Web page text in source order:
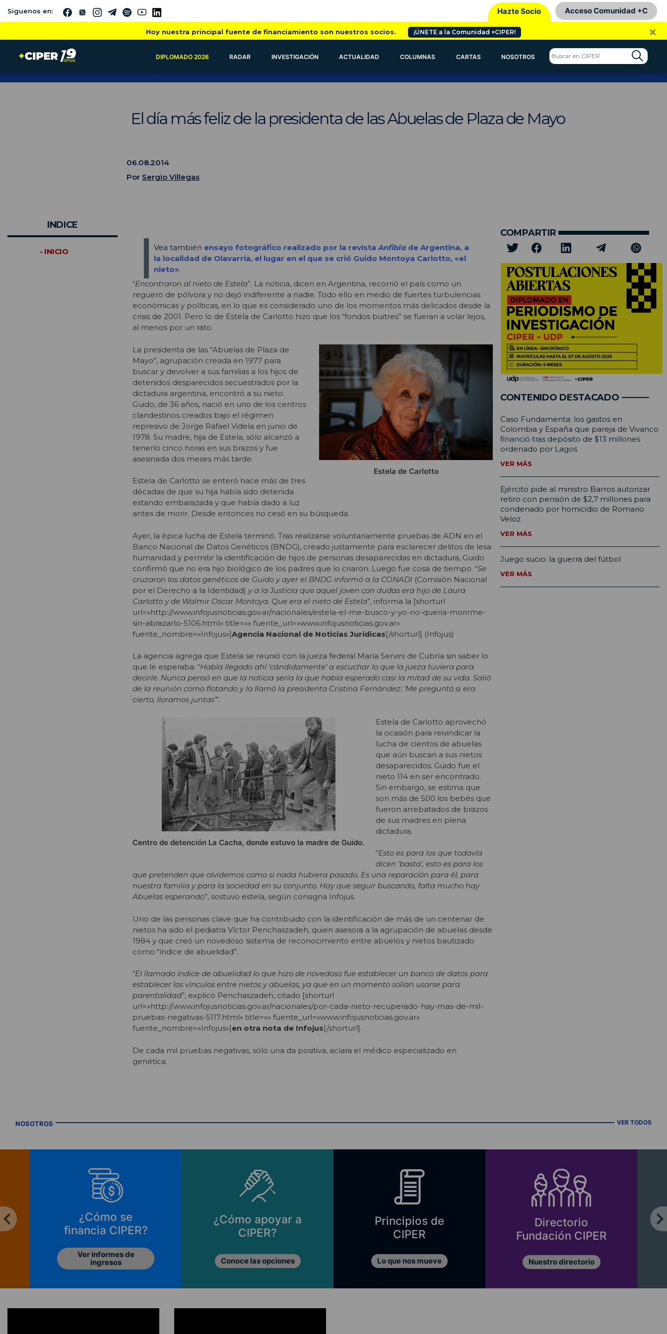
Siguenos en: Hazte Socio Acceso Comunidad +C
Hoy nuestra principal fuente de financiamiento son nuestros socios. ¡ÚNETE a la Comunidad +CIPER! ×
DIPLOMADO 2026 RADAR INVESTIGACIÓN ACTUALIDAD COLUMNAS CARTAS NOSOTROS
El día más feliz de la presidenta de las Abuelas de Plaza de Mayo
06.08.2014
Por Sergio Villegas
INDICE
- INICIO Vea también ensayo fotográfico realizado por la revista Anfibiade Argentina, a
la localidad de Olavarría, el lugar en el que se crió Guido Montoya Carlotto, «el
nieto».
“Encontraron al nieto de Estela”. La noticia, dicen en Argentina, recorrió el país como un
reguero de pólvora y no dejó indiferente a nadie. Todo ello en medio de fuertes turbulencias
económicas y políticas, en lo que es considerado uno de los momentos más delicados desde la
crisis de 2001. Pero lo de Estela de Carlotto hizo que los “fondos buitres” se fueran a volar lejos,
al menos por un rato.
Estela de Carlotto
La presidenta de las “Abuelas de Plaza de
Mayo”, agrupación creada en 1977 para
buscar y devolver a sus familias a los hijos de
detenidos desparecidos secuestrados por la
dictadura argentina, encontró a su nieto.
Guido, de 36 años, nació en uno de los centros
clandestinos creados bajo el régimen
represivo de Jorge Rafael Videla en junio de
1978. Su madre, hija de Estela, sólo alcanzó a
tenerlo cinco horas en sus brazos y fue
asesinada dos meses más tarde.
Estela de Carlotto se enteró hace más de tres
décadas de que su hija había sido detenida
estando embarazada y que había dado a luz
antes de morir. Desde entonces no cesó en su búsqueda.
Ayer, la épica lucha de Estela terminó. Tras realizarse voluntariamente pruebas de ADN en el
Banco Nacional de Datos Genéticos (BNDG), creado justamente para esclarecer delitos de lesa
humanidad y permitir la identificación de hijos de personas desaparecidas en dictadura, Guido
confirmó que no era hijo biológico de los padres que lo criaron. Luego fue cosa de tiempo. “Se
cruzaron los datos genéticos de Guido y ayer el BNDG informó a la CONADI (Comisión Nacional
por el Derecho a la Identidad) y a la Justicia que aquel joven con dudas era hijo de Laura
Carlotto y de Walmir Oscar Montoya. Que era el nieto de Estela”, informa la [shorturl
url=»http://www.infojusnoticias.gov.ar/nacionales/estela-el-me-busco-y-yo-no-queria-morirme-
sin-abrazarlo-5106.html» title=»» fuente_url=»www.infojusnoticias.gov.ar»
fuente_nombre=»Infojus»]Agencia Nacional de Noticias Jurídicas[/shorturl] (Infojus)
La agencia agrega que Estela se reunió con la jueza federal María Servini de Cubría sin saber lo
que le esperaba: “Había llegado ahí ‘cándidamente’ a escuchar lo que la jueza tuviera para
decirle. Nunca pensó en que la noticia sería la que había esperado casi la mitad de su vida. Salió
de la reunión como flotando y la llamó la presidenta Cristina Fernández: ‘Me preguntó si era
cierto, lloramos juntas’”.
Centro de detención La Cacha, donde estuvo la madre de Guido.
Estela de Carlotto aprovechó
la ocasión para reivindicar la
lucha de cientos de abuelas
que aún buscan a sus nietos
desaparecidos. Guido fue el
nieto 114 en ser encontrado.
Sin embargo, se estima que
son más de 500 los bebés que
fueron arrebatados de brazos
de sus madres en plena
dictadura.
“Esto es para los que todavía
dicen ‘basta’, esto es para los
que pretenden que olvidemos como si nada hubiera pasado. Es una reparación para él, para
nuestra familia y para la sociedad en su conjunto. Hay que seguir buscando, falta mucho hay
Abuelas esperando”, sostuvo estela, según consigna Infojus.
Uno de las personas clave que ha contribuido con la identificación de más de un centenar de
nietos ha sido el pediatra Víctor Penchaszadeh, quien asesora a la agrupación de abuelas desde
1984 y que creó un novedoso sistema de reconocimiento entre abuelos y nietos bautizado
como “índice de abuelidad”.
“El llamado índice de abuelidad lo que hizo de novedoso fue establecer un banco de datos para
establecer los vínculos entre nietos y abuelas, ya que en un momento solían usarse para
parentalidad”, explicó Penchaszadeh, citado [shorturl
url=»http://www.infojusnoticias.gov.ar/nacionales/por-cada-nieto-recuperado-hay-mas-de-mil-
pruebas-negativas-5117.html» title=»» fuente_url=»www.infojusnoticias.gov.ar»
fuente_nombre=»Infojus»]en otra nota de Infojus[/shorturl].
De cada mil pruebas negativas, sólo una da positiva, aclara el médico especializado en
genética.
COMPARTIR
CONTENIDO DESTACADO
Caso Fundamenta: los gastos en
Colombia y España que pareja de Vivanco
financió tras depósito de $13 millones
ordenado por Lagos
VER MÁS
Ejército pide al ministro Barros autorizar
retiro con pensión de $2,7 millones para
condenado por homicidio de Romario
Veloz
VER MÁS
Juego sucio: la guerra del fútbol
VER MÁS
NOSOTROS VER TODOS
¿Cómo se
financia CIPER?
Ver informes de
ingresos
¿Cómo apoyar a
CIPER?
Conoce las opciones
Principios de
CIPER
Lo que nos mueve
Directorio
Fundación CIPER
Nuestro directorio